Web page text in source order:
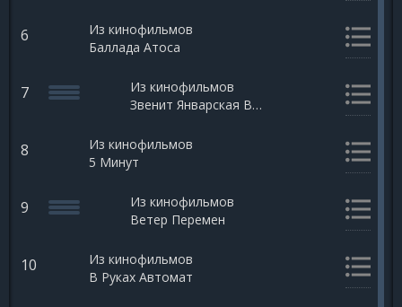
6
Из кинофильмов
Баллада Атоса
7
Из кинофильмов
Звенит Январская Вьюга
8
Из кинофильмов
5 Минут
9
Из кинофильмов
Ветер Перемен
10
Из кинофильмов
В Руках Автомат